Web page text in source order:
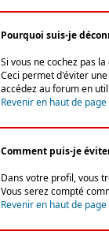
Pourquoi suis-je
Si vous ne cochez pas la
Ceci permet d'éviter
accédez au forum en
Revenir en haut de page
Comment puis-je
Dans votre profil, vous
Vous serez compté
Revenir en haut de page